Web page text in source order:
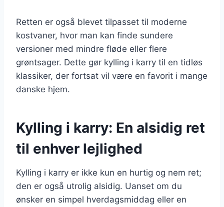
Retten er også blevet tilpasset til moderne
kostvaner, hvor man kan finde sundere
versioner med mindre fløde eller flere
grøntsager. Dette gør kylling i karry til en tidløs
klassiker, der fortsat vil være en favorit i mange
danske hjem.
Kylling i karry: En alsidig ret
til enhver lejlighed
Kylling i karry er ikke kun en hurtig og nem ret;
den er også utrolig alsidig. Uanset om du
ønsker en simpel hverdagsmiddag eller en